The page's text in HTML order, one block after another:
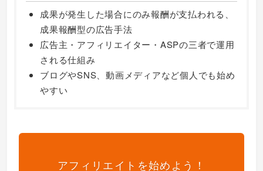
成果が発生した場合にのみ報酬が支払われる、
成果報酬型の広告手法
広告主・アフィリエイター・ASPの三者で運用
される仕組み
ブログやSNS、動画メディアなど個人でも始め
やすい
アフィリエイトを始めよう！